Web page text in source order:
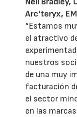
Arc'teryx,
“Estamos
el atractivo
nuestros
de una muy
facturación
el sector
en las